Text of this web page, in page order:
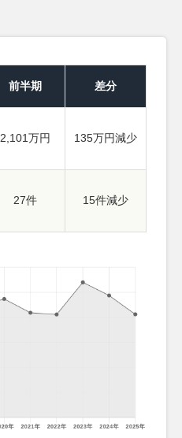
前半期 差分
2,101万円 135万円減少
27件 15件減少